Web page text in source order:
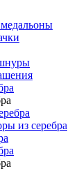
из серебра